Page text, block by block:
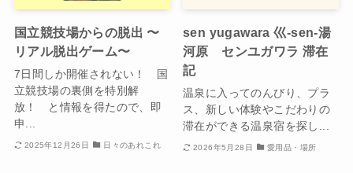
国立競技場からの脱出 〜
リアル脱出ゲーム〜
7日間しか開催されない！ 国
立競技場の裏側を特別解
放！ と情報を得たので、即
申...
2025年12月26日 日々のあれこれ
sen yugawara 巛-sen-湯
河原 センユガワラ 滞在
記
温泉に入ってのんびり、プラ
ス、新しい体験やこだわりの
滞在ができる温泉宿を探し...
2026年5月28日 愛用品・場所